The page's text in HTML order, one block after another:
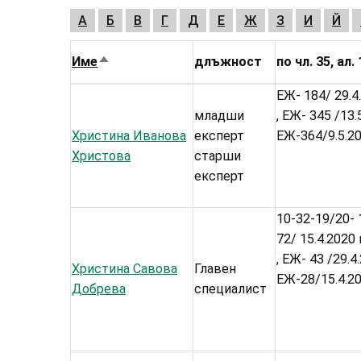
А Б В Г Д Е Ж З И Й
ИмеSort
descending
длъжност по чл. 35, ал.
Христина Иванова
Христова
младши
експерт
старши
експерт
ЕЖ- 184/
, ЕЖ- 345 /
ЕЖ-364/
Христина Савова
Добрева
Главен
специалист
10-32-19/20-
72/ 15.4.2020
, ЕЖ- 43 /
ЕЖ-28/